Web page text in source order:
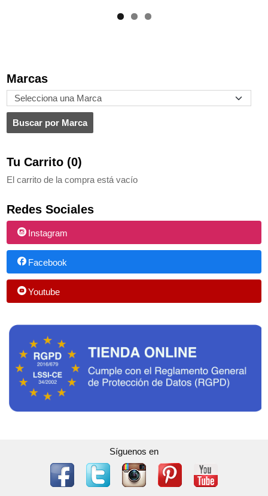
Marcas
Tu Carrito (0)
El carrito de la compra está vacío
Redes Sociales
Instagram
Facebook
Youtube
Síguenos en